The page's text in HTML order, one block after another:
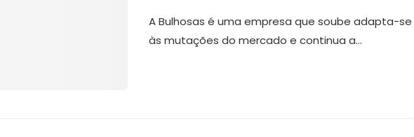
A Bulhosas é uma empresa que soube adapta-se
às mutações do mercado e continua a…